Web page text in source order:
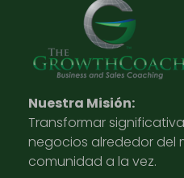
Nuestra Misión:
Transformar
negocios alrededor del
comunidad a la vez.